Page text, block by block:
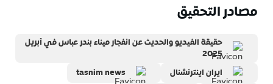
مصادر التحقيق
حقيقة الفيديو والحديث عن انفجار ميناء بندر عباس في أبريل
2025
ايران اينترنشنال
tasnim news